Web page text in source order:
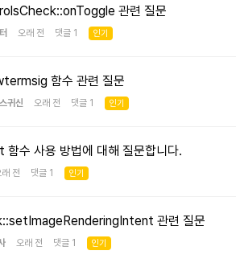
관련 질문
오래 전 댓글 1 인기
함수 관련 질문
귀신 오래 전 댓글 1 인기
수 사용 방법에 대해 질문합니다.
래 전 댓글 1 인기
관련 질문
오래 전 댓글 1 인기